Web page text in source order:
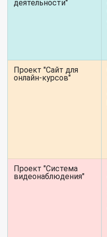
деятельности"
Проект "Сайт для
онлайн-курсов"
Проект "Система
видеонаблюдения"